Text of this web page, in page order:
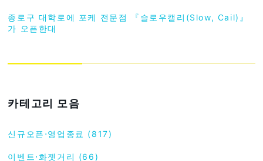
종로구 대학로에 포케 전문점 『슬로우캘리(Slow, Cail)』
가 오픈한대
카테고리 모음
신규오픈⋅영업종료 (817)
이벤트⋅화젯거리 (66)